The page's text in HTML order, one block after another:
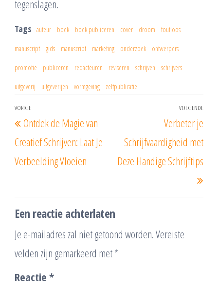
tegenslagen.
Tags auteur boek boek publiceren cover droom foutloos
manuscript gids manuscript marketing onderzoek ontwerpers
promotie publiceren redacteuren reviseren schrijven schrijvers
uitgeverij uitgeverijen vormgeving zelfpublicatie
Berichtnavigatie
Vorig
bericht
VORIGE
Ontdek de Magie van
Creatief Schrijven: Laat Je
Verbeelding Vloeien
VOLGENDE
Verbeter je
Schrijfvaardigheid met
Deze Handige Schrijftips
Een reactie achterlaten
Je e-mailadres zal niet getoond worden.Vereiste
velden zijn gemarkeerd met*
Reactie *